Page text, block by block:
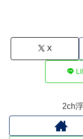
X
2ch